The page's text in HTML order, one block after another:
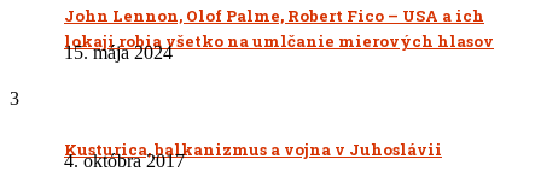
John Lennon, Olof Palme, Robert Fico – USA a ich
lokaji robia všetko na umlčanie mierových hlasov
15. mája 2024
3
Kusturica, balkanizmus a vojna v Juhoslávii
4. októbra 2017